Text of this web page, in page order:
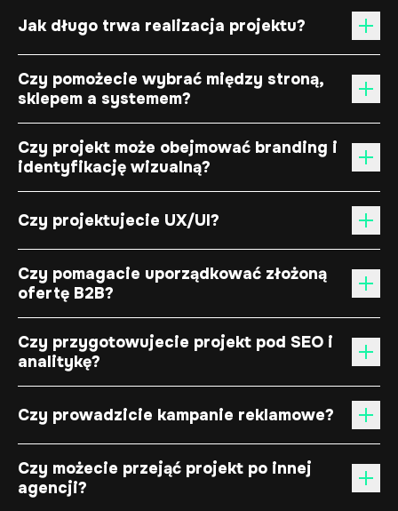
Jak długo trwa realizacja projektu?
Czy pomożecie wybrać między stroną,
sklepem a systemem?
Czy projekt może obejmować branding i
identyfikację wizualną?
Czy projektujecie UX/UI?
Czy pomagacie uporządkować złożoną
ofertę B2B?
Czy przygotowujecie projekt pod SEO i
analitykę?
Czy prowadzicie kampanie reklamowe?
Czy możecie przejąć projekt po innej
agencji?